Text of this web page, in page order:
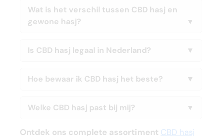
Wat is het verschil tussen CBD hasj en
gewone hasj?
Is CBD hasj legaal in Nederland?
Hoe bewaar ik CBD hasj het beste?
Welke CBD hasj past bij mij?
Ontdek ons complete assortiment CBD hasj